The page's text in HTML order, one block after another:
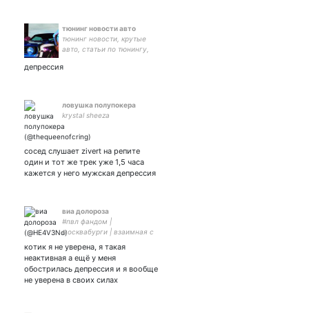
тюнинг новости авто
тюнинг новости, крутые
авто, статьи по тюнингу,
депрессия
ловушка полупокера
krystal sheeza
сосед слушает zivert на репите
один и тот же трек уже 1,5 часа
кажется у него мужская депрессия
виа долороза
#пвл фандом |
москвабурги | взаимная с
котик я не уверена, я такая
неактивная а ещё у меня
обострилась депрессия и я вообще
не уверена в своих силах